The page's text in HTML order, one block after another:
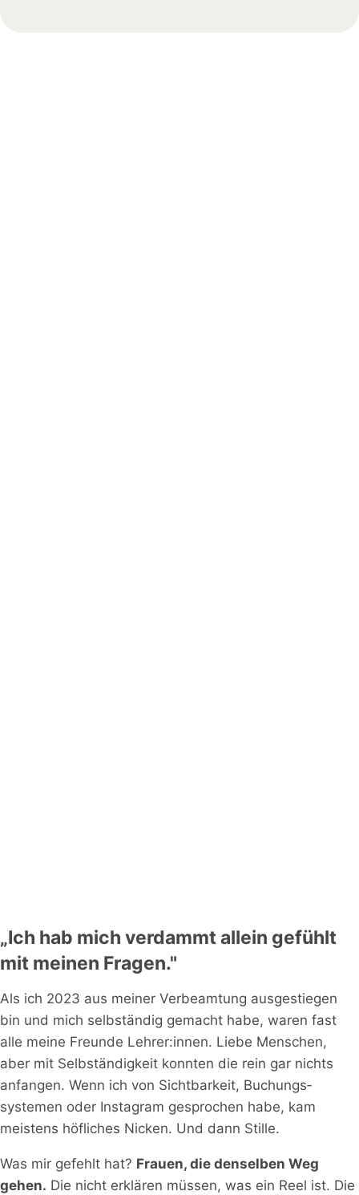
„Ich hab mich verdammt allein gefühlt
mit meinen Fragen."
Als ich 2023 aus meiner Verbeamtung ausgestiegen
bin und mich selbständig gemacht habe, waren fast
alle meine Freunde Lehrer:innen. Liebe Menschen,
aber mit Selbständigkeit konnten die rein gar nichts
anfangen. Wenn ich von Sichtbarkeit, Buchungs­
systemen oder Instagram gesprochen habe, kam
meistens höfliches Nicken. Und dann Stille.
Was mir gefehlt hat? Frauen, die denselben Weg
gehen. Die nicht erklären müssen, was ein Reel ist. Die